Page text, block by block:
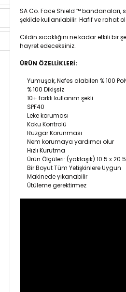
SA Co. Face Shield ™ bandanaları,
şekilde kullanılabilir. Hafif ve rahat
Cildin sıcaklığını ne kadar etkili
hayret edeceksiniz.
ÜRÜN ÖZELLİKLERİ:
Yumuşak, Nefes alabilen % 100
% 100 Dikişsiz
10+ farklı kullanım şekli
SPF40
Leke koruması
Koku Kontrolü
Rüzgar Korunması
Nem korumaya yardımcı olur
Hızlı Kurutma
Ürün Ölçüleri: (yaklaşık) 10.5 x
Bir Boyut Tüm Yetişkinlere Uygun
Makinede yıkanabilir
Ütüleme gerektirmez